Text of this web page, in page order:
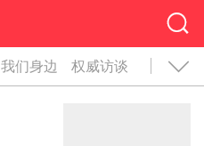
我们身边 权威访谈